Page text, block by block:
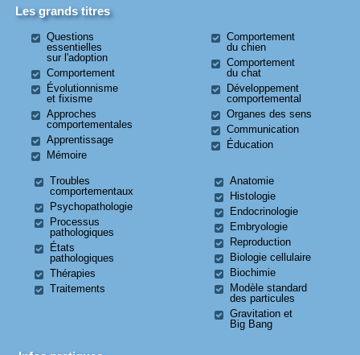
Les grands titres
Questions
essentielles
sur l'adoption
Comportement
Évolutionnisme
et fixisme
Approches
comportementales
Apprentissage
Mémoire
Comportement
du chien
Comportement
du chat
Développement
comportemental
Organes des sens
Communication
Éducation
Troubles
comportementaux
Psychopathologie
Processus
pathologiques
États
pathologiques
Thérapies
Traitements
Anatomie
Histologie
Endocrinologie
Embryologie
Reproduction
Biologie cellulaire
Biochimie
Modèle standard
des particules
Gravitation et
Big Bang